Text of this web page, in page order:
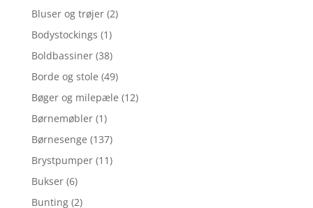
Bluser og trøjer (2)
Bodystockings (1)
Boldbassiner (38)
Borde og stole (49)
Bøger og milepæle (12)
Børnemøbler (1)
Børnesenge (137)
Brystpumper (11)
Bukser (6)
Bunting (2)